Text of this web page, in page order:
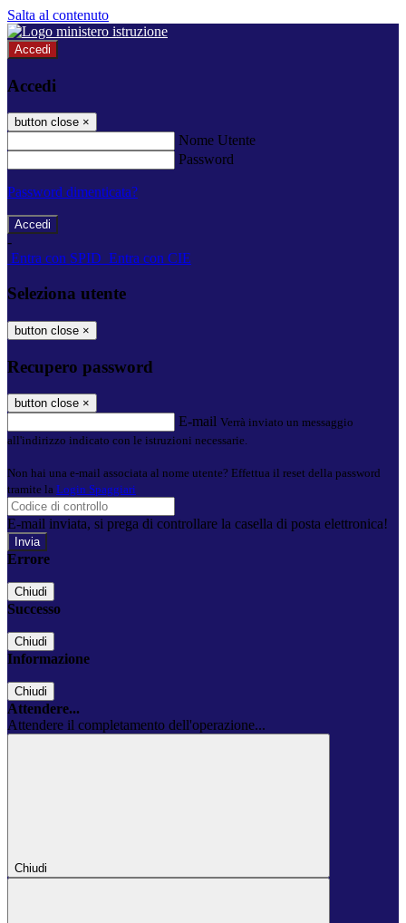
Salta al contenuto
Accedi
Accedi
button close ×
Nome Utente
Password
Password dimenticata?
-
Entra con SPID Entra con CIE
Seleziona utente
button close ×
Recupero password
button close ×
E-mail Verrà inviato un messaggio
all'indirizzo indicato con le istruzioni necessarie.
Non hai una e-mail associata al nome utente? Effettua il reset della password
tramite la Login Spaggiari
E-mail inviata, si prega di controllare la casella di posta elettronica!
Errore
Chiudi
Successo
Chiudi
Informazione
Chiudi
Attendere...
Attendere il completamento dell'operazione...
Chiudi